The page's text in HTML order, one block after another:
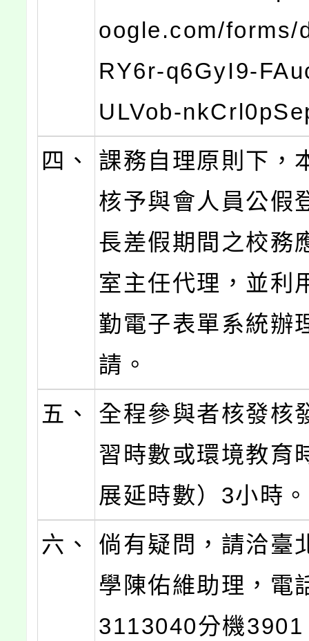
oogle.com/forms/
RY6r-q6GyI9-
ULVob-
四、
課務自理原則下，
核予與會人員公假
長差假期間之校務
室主任代理，並利
勤電子表單系統辦
請。
五、
全程參與者核發核
習時數或環境教育
展延時數）3小時。
六、
倘有疑問，請洽臺
學陳佑維助理，電
3113040分機3901